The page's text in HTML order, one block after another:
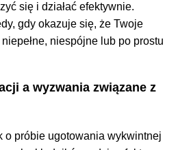
się i działać efektywnie.
gdy okazuje się, że Twoje
niespójne lub po prostu
a wyzwania związane z
o próbie ugotowania wykwintnej